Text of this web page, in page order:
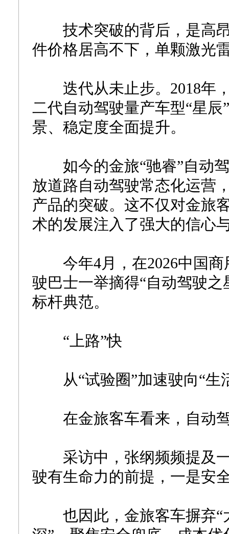
技术突破的背后，是高昂
件价格居高不下，单颗激光
迭代从未止步。2018年，
二代自动驾驶量产车型“星
景、稳定度全面提升。
如今的金旅“驰睿”自动驾
放道路自动驾驶常态化运营
产品的突破。这不仅对金旅
术的发展注入了强大的信心
今年4月，在2026中国商
驶巴士一举摘得“自动驾驶
标杆典范。
“上路”快
从“试验圈”加速驶向“生
在金旅客车看来，自动驾
采访中，张纲频频提及
驶有生命力的前提，一是安
也因此，金旅客车摒弃“